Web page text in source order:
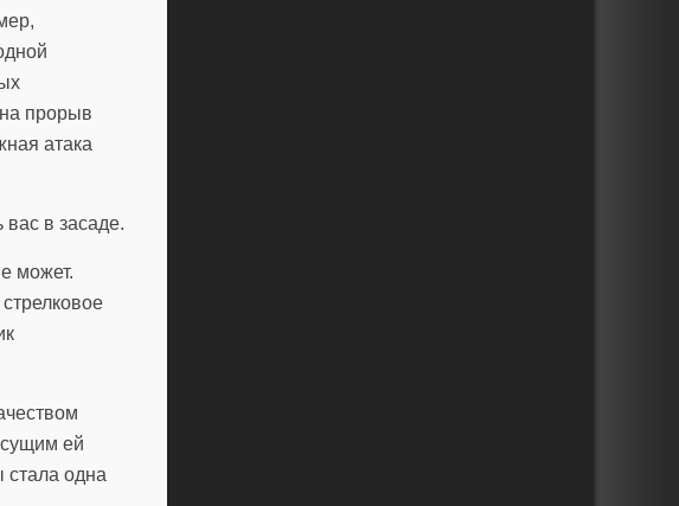
прорыв
атака
в засаде.
может.
ей
стала одна